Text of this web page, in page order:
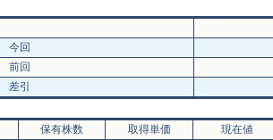
今回
前回
差引
保有株数 取得単価 現在値